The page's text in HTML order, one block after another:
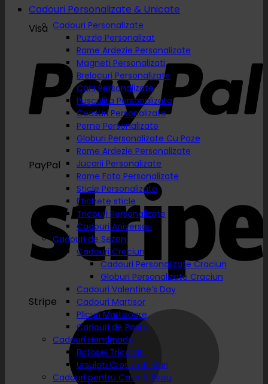
Visa
PayPal
Stripe
Cadouri Personalizate & Unicate
Cadouri Personalizate
Puzzle Personalizat
Rame Ardezie Personalizate
Magneti Personalizati
Brelocuri Personalizate
Cani Personalizate
Pusculita Personalizata
Ceasuri Personalizate
Perne Personalizate
Globuri Personalizate Cu Poze
Rame Ardezie Personalizate
Jucarii Personalizate
Rame Foto Personalizate
Sticle Personalizate
Etichete sticle
Tricouri Personalizate
Cadouri Aniversari
Cadouri de Sezon
Cadouri Craciun
Cadouri Personalizate Craciun
Globuri Personalizate Craciun
Cadouri Valentine’s Day
Cadouri Martisor
Plicuri Martisoare
Cadouri de Paste
Cadouri Handmade
Botosei Tricotati
Ursuleti Crosetati Mari
Cadouri pentru Casa & Birou